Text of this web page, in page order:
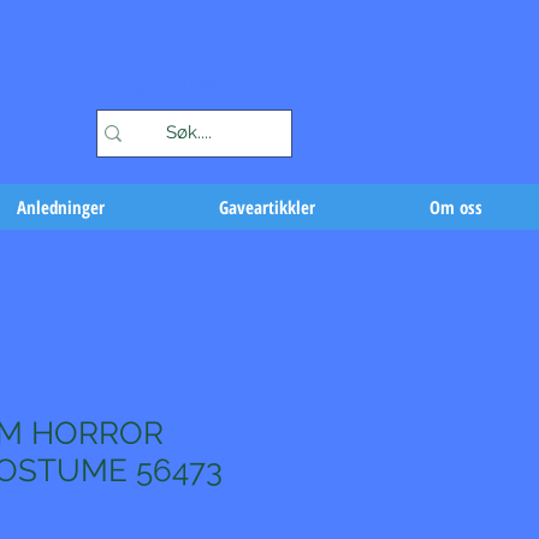
Anledninger Gaveartikkler Om oss
HORROR
56473